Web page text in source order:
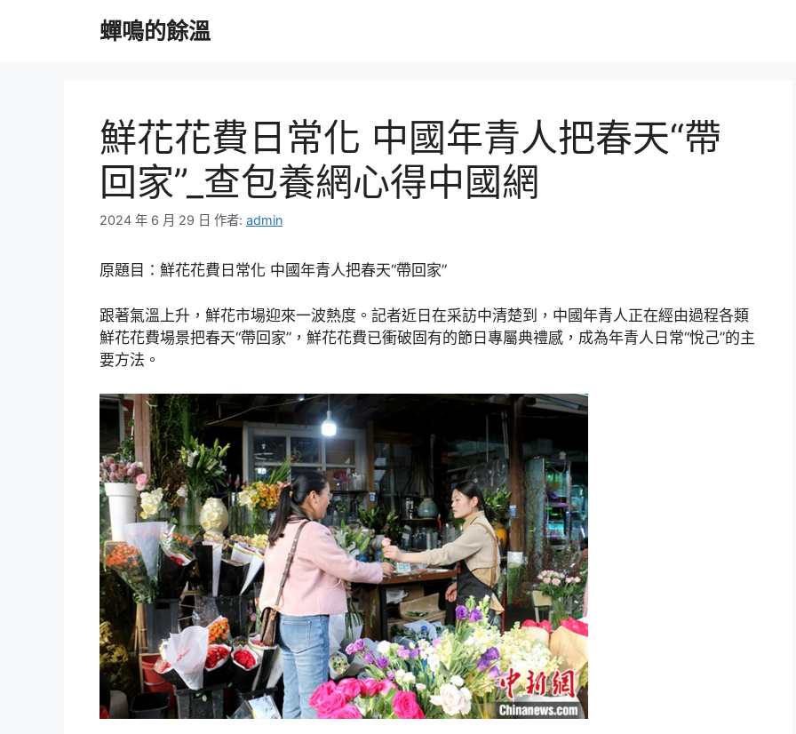
蟬鳴的餘溫
鮮花花費日常化 中國年青人把春天“帶
回家”_查包養網心得中國網
2024 年 6 月 29 日 作者: admin
原題目：鮮花花費日常化 中國年青人把春天“帶回家”
跟著氣溫上升，鮮花市場迎來一波熱度。記者近日在采訪中清楚到，中國年青人正在經由過程各類
鮮花花費場景把春天“帶回家”，鮮花花費已衝破固有的節日專屬典禮感，成為年青人日常“悅己”的主
要方法。